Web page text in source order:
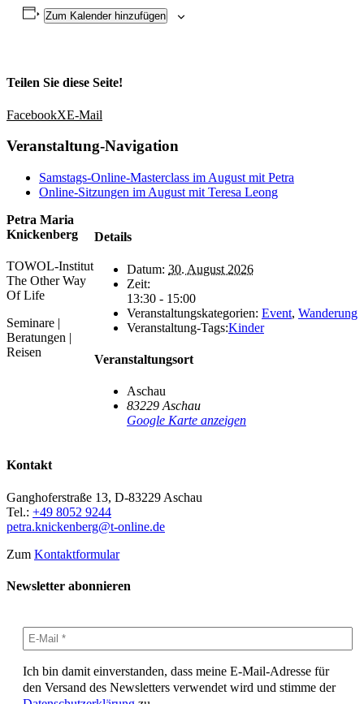
Zum Kalender hinzufügen
Teilen Sie diese Seite!
FacebookXE-Mail
Veranstaltung-Navigation
Samstags-Online-Masterclass im August mit Petra
Online-Sitzungen im August mit Teresa Leong
Details
Datum: 30. August 2026
Zeit:
13:30 - 15:00
Veranstaltungskategorien: Event, Wanderung
Veranstaltung-Tags:Kinder
Veranstaltungsort
Aschau
83229 Aschau
Google Karte anzeigen
Petra Maria
Knickenberg
TOWOL-Institut
The Other Way
Of Life
Seminare |
Beratungen |
Reisen
Kontakt
Ganghoferstraße 13, D-83229 Aschau
Tel.: +49 8052 9244
petra.knickenberg@t-online.de
Zum Kontaktformular
Newsletter abonnieren
Ich bin damit einverstanden, dass meine E-Mail-Adresse für
den Versand des Newsletters verwendet wird und stimme der